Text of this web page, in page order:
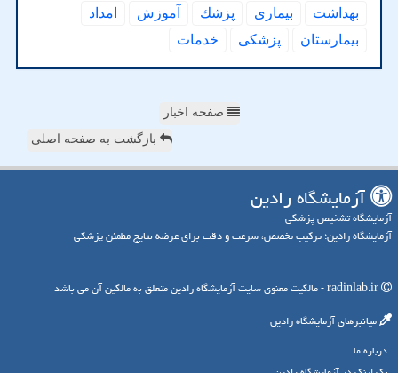
بهداشت بیماری پزشك آموزش
امداد
بیمارستان
پزشكی خدمات
صفحه اخبار
بازگشت به صفحه اصلی
آزمایشگاه رادین
آزمایشگاه تشخیص پزشکی
آزمایشگاه رادین؛ ترکیب تخصص، سرعت و دقت برای عرضه نتایج مطمئن پزشکی
میانبرهای آزمایشگاه رادین
درباره ما